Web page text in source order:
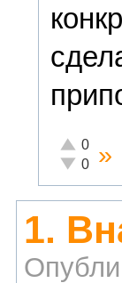
Отлично!
0
0 »
1.